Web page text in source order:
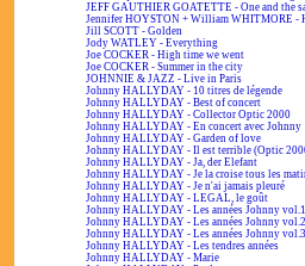
JEFF GAUTHIER GOATETTE - One and the
Jennifer HOYSTON + William WHITMORE -
Jill SCOTT - Golden
Jody WATLEY - Everything
Joe COCKER - High time we went
Joe COCKER - Summer in the city
JOHNNIE & JAZZ - Live in Paris
Johnny HALLYDAY - 10 titres de légende
Johnny HALLYDAY - Best of concert
Johnny HALLYDAY - Collector Optic 2000
Johnny HALLYDAY - En concert avec Johnny
Johnny HALLYDAY - Garden of love
Johnny HALLYDAY - Il est terrible (Optic
Johnny HALLYDAY - Ja, der Elefant
Johnny HALLYDAY - Je la croise tous les
Johnny HALLYDAY - Je n'ai jamais pleuré
Johnny HALLYDAY - LEGAL, le goût
Johnny HALLYDAY - Les années Johnny vol.1
Johnny HALLYDAY - Les années Johnny vol.2
Johnny HALLYDAY - Les années Johnny vol.3
Johnny HALLYDAY - Les tendres années
Johnny HALLYDAY - Marie